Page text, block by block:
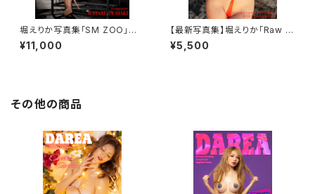
堀えりか写真集「SM ZOO」プ
レミアムハードカバーブック
¥11,000
【最新写真集】堀えりか「Raw S
kin」
¥5,500
その他の商品